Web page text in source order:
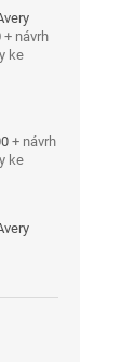
+ návrh
ke
+ návrh
ke